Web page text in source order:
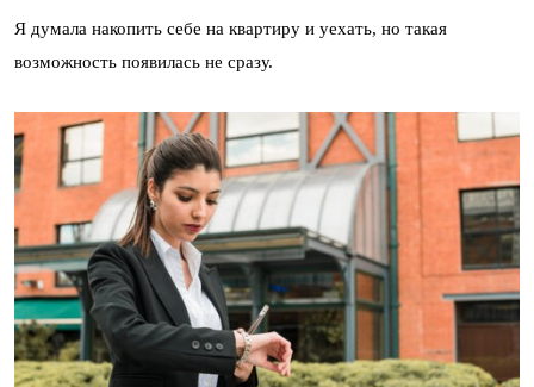
Я думала накопить себе на квартиру и уехать, но такая
возможность появилась не сразу.